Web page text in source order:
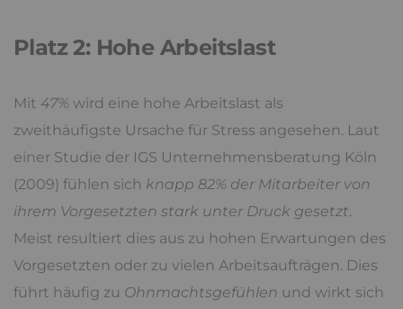
Platz 2: Hohe Arbeitslast
Mit 47% wird eine hohe Arbeitslast als
zweithäufigste Ursache für Stress angesehen. Laut
einer Studie der IGS Unternehmensberatung Köln
(2009) fühlen sich knapp 82% der Mitarbeiter von
ihrem Vorgesetzten stark unter Druck gesetzt.
Meist resultiert dies aus zu hohen Erwartungen des
Vorgesetzten oder zu vielen Arbeitsaufträgen. Dies
führt häufig zu Ohnmachtsgefühlen und wirkt sich